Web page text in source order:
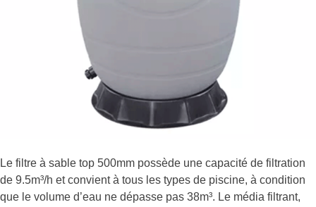
Le filtre à sable top 500mm possède une capacité de filtration
de 9.5m³/h et convient à tous les types de piscine, à condition
que le volume d’eau ne dépasse pas 38m³. Le média filtrant,